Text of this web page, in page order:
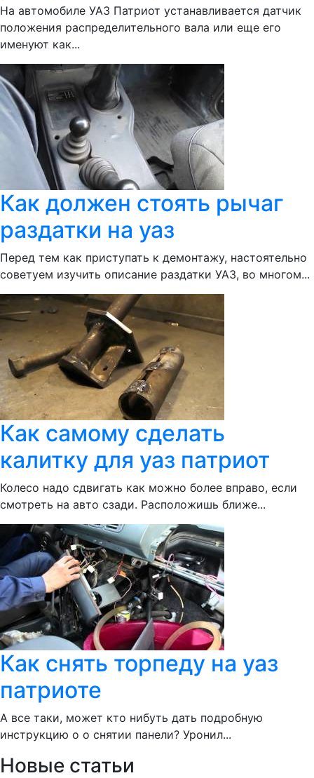
На автомобиле УАЗ Патриот устанавливается датчик
положения распределительного вала или еще его
именуют как...
Как должен стоять рычаг
раздатки на уаз
Перед тем как приступать к демонтажу, настоятельно
советуем изучить описание раздатки УАЗ, во многом...
Как самому сделать
калитку для уаз патриот
Колесо надо сдвигать как можно более вправо, если
смотреть на авто сзади. Расположишь ближе...
Как снять торпеду на уаз
патриоте
А все таки, может кто нибуть дать подробную
инструкцию о о снятии панели? Уронил...
Новые статьи